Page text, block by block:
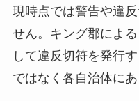
現時点では警告や違
せん。キング郡によ
して違反切符を発行
ではなく各自治体にあ